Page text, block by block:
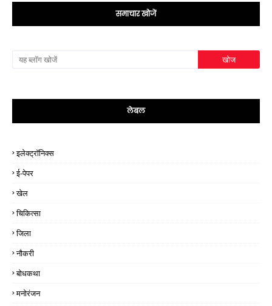
समाचार खोजें
लेबल
इलेक्ट्रॉनिक्स
ई-पेपर
खेल
चिकित्सा
जिला
नौकरी
बोधकथा
मनोरंजन